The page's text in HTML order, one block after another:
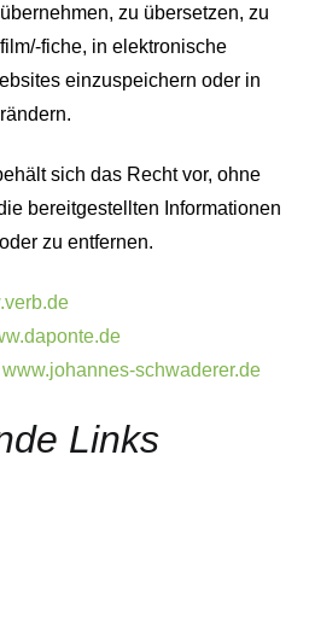
zu übersetzen, zu
fiche, in elektronische
einzuspeichern oder in
sich das Recht vor, ohne
bereitgestellten Informationen
zu entfernen.
www.johannes-schwaderer.de
Links